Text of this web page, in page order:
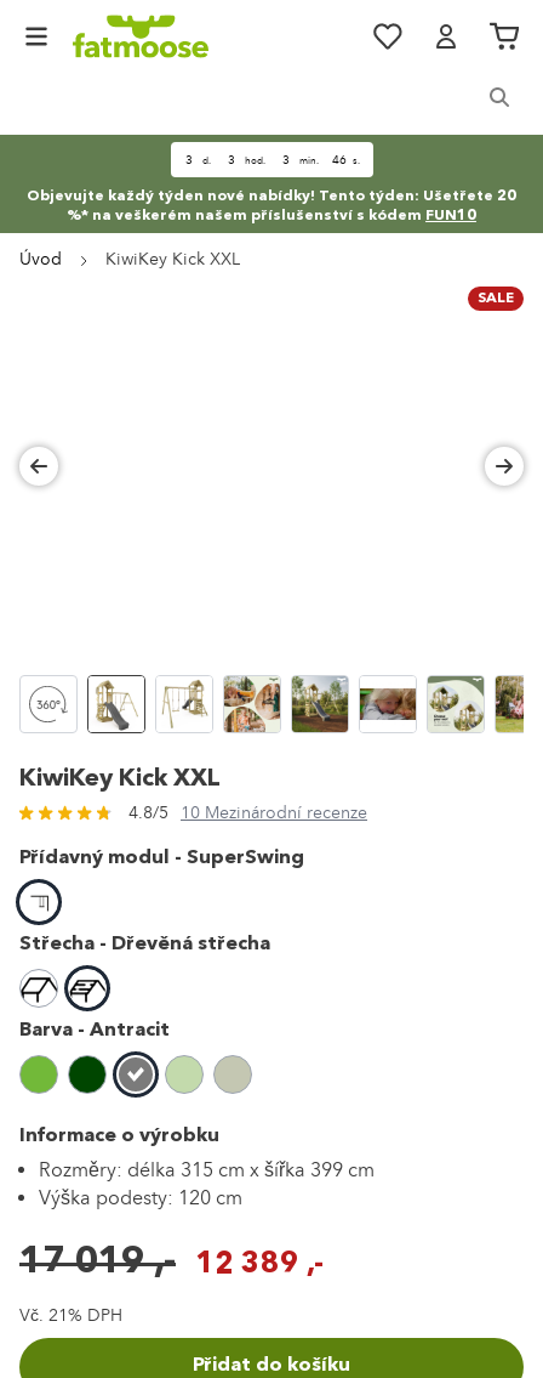
Přejít na obsah
Oblíbené
Cart
3 d. 3 hod. 3 min. 45 s.
Objevujte každý týden nové nabídky! Tento týden: Ušetřete 20
%* na veškerém našem příslušenství s kódem FUN10
Úvod KiwiKey Kick XXL
SALE
KiwiKey Kick XXL
4.8/5 10 Mezinárodní recenze
Přídavný modul - SuperSwing
Střecha - Dřevěná střecha
Barva - Antracit
Informace o výrobku
Rozměry: délka 315 cm x šířka 399 cm
Výška podesty: 120 cm
17 019 ,- 12 389 ,-
Vč. 21% DPH
Přidat do košíku